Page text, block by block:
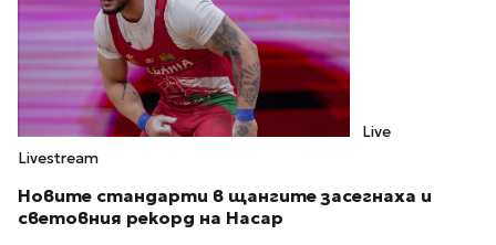
Live
Livestream
Новите стандарти в щангите засегнаха и
световния рекорд на Насар